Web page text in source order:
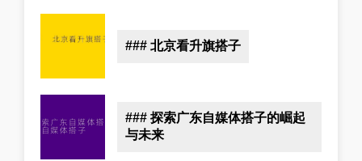
### 北京看升旗搭子
### 探索广东自媒体搭子的崛起
与未来